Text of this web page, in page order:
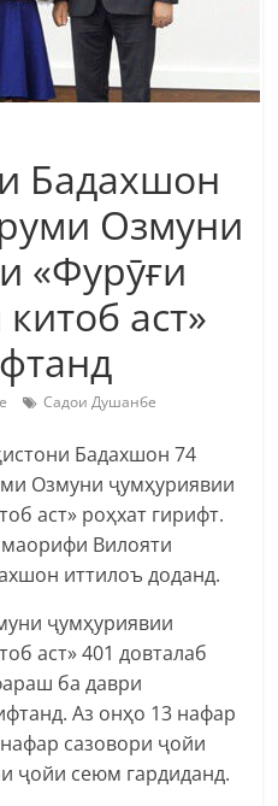
Бадахшон
Озмуни
«Фурӯғи
аст»
Садои Душанбе
Бадахшон 74
Озмуни ҷумҳуриявии
аст» роҳхат гирифт.
маорифи Вилояти
иттилоъ доданд.
ҷумҳуриявии
аст» 401 довталаб
ба даври
Аз онҳо 13 нафар
сазовори ҷойи
ҷойи сеюм гардиданд.